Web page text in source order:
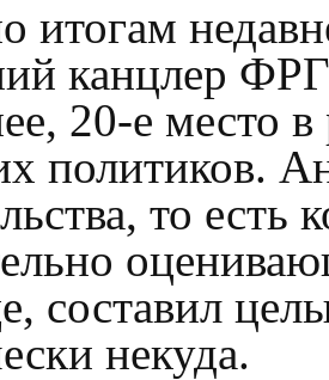
итогам
канцлер
20-е место
политиков.
то есть
составил
некуда.